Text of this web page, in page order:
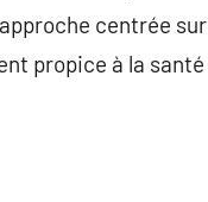
centrée sur
propice à la santé